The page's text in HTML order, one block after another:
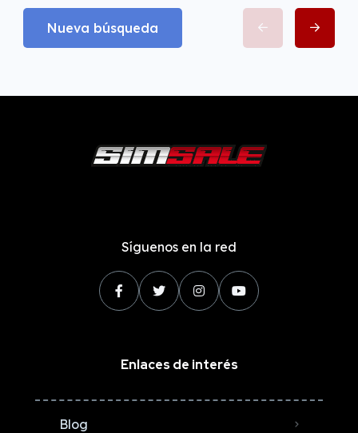
Nueva búsqueda
Síguenos en la red
Enlaces de interés
Blog